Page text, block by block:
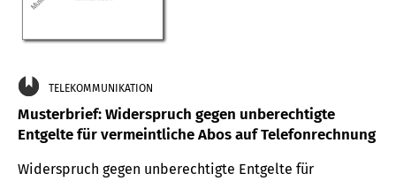
TELEKOMMUNIKATION
Musterbrief: Widerspruch gegen unberechtigte
Entgelte für vermeintliche Abos auf Telefonrechnung
Widerspruch gegen unberechtigte Entgelte für